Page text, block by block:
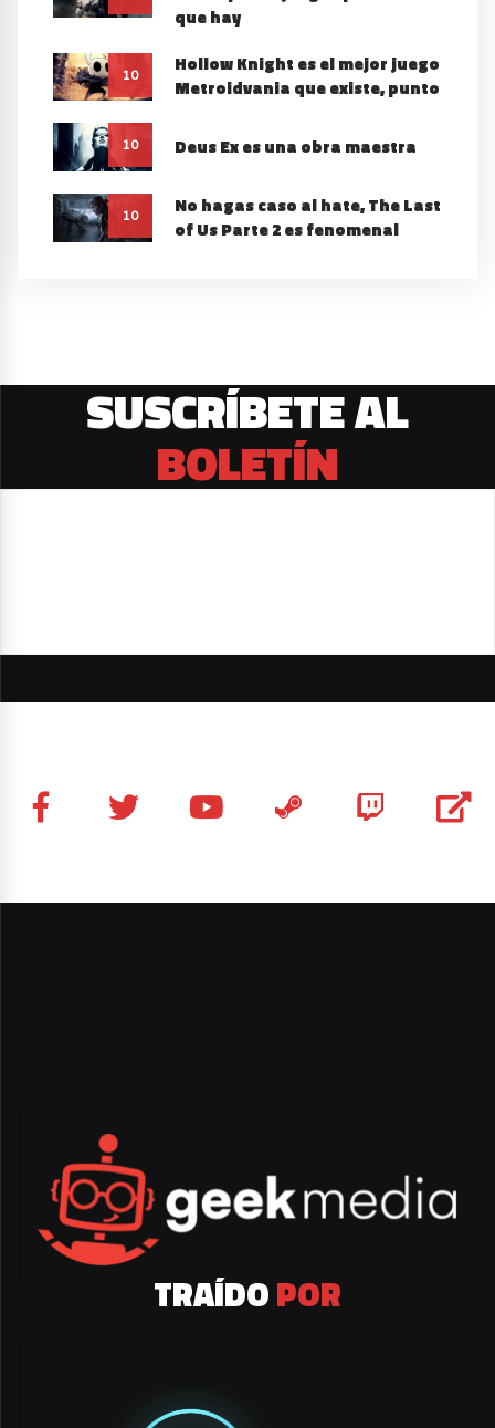
que hay
10
Hollow Knight es el mejor juego
Metroidvania que existe, punto
10 Deus Ex es una obra maestra
10
No hagas caso al hate, The Last
of Us Parte 2 es fenomenal
SUSCRÍBETE AL
BOLETÍN
TRAÍDOPOR